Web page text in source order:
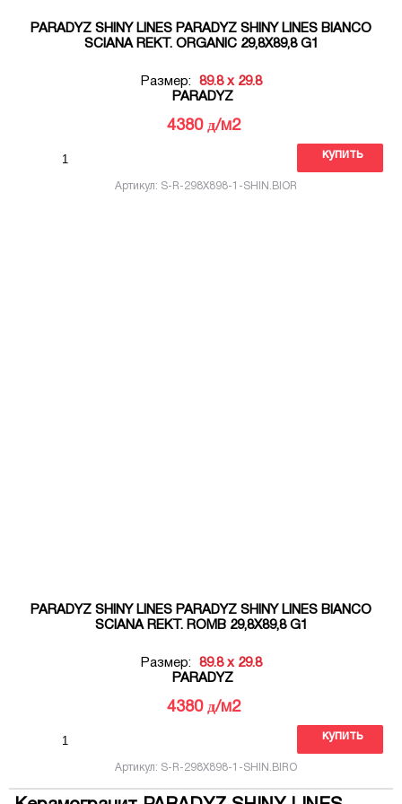
PARADYZ SHINY LINES PARADYZ SHINY LINES BIANCO
SCIANA REKT. ORGANIC 29,8X89,8 G1
Размер:
89.8 x 29.8
PARADYZ
4380 д/м2
купить
Артикул: S-R-298X898-1-SHIN.BIOR
PARADYZ SHINY LINES PARADYZ SHINY LINES BIANCO
SCIANA REKT. ROMB 29,8X89,8 G1
Размер:
89.8 x 29.8
PARADYZ
4380 д/м2
купить
Артикул: S-R-298X898-1-SHIN.BIRO